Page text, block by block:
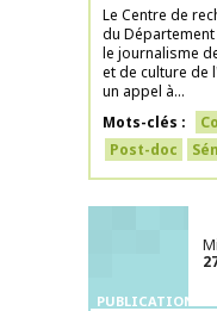
Le Centre de
du
le journalisme
et de culture de
un appel à...
Mots-clés
Post-doc
PUBLICATIONS